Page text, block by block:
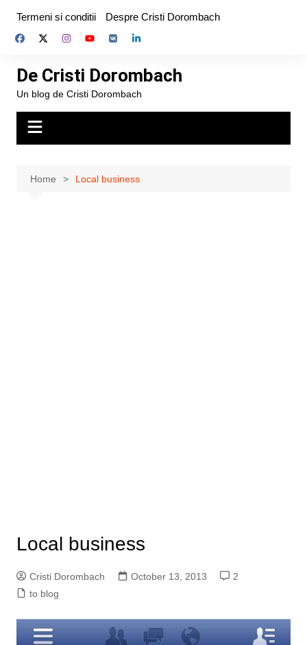
content
Termeni si conditii Despre Cristi Dorombach
De Cristi Dorombach
Un blog de Cristi Dorombach
Home Local business
Local business
Cristi Dorombach October 13, 2013
2
to blog